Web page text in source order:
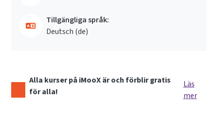
Tillgängliga språk:
Deutsch ‎(de)‎
Alla kurser på iMooX är och förblir gratis
för alla!
Läs
mer